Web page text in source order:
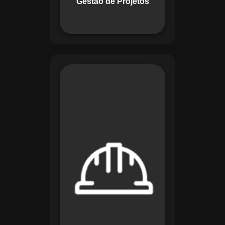
com eficiência.
Maestro organiza
registros de exames
e treinamentos,
automatiza alertas e
disponibiliza